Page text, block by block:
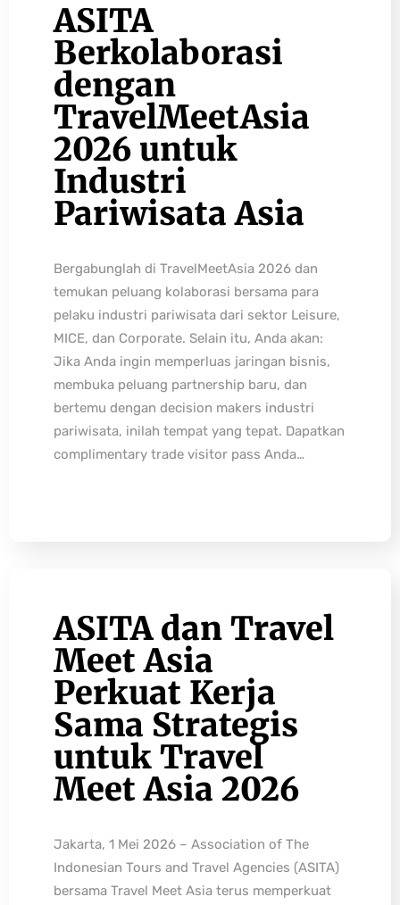
ASITA
Berkolaborasi
dengan
TravelMeetAsia
2026 untuk
Industri
Pariwisata Asia
Bergabunglah di TravelMeetAsia 2026 dan
temukan peluang kolaborasi bersama para
pelaku industri pariwisata dari sektor Leisure,
MICE, dan Corporate. Selain itu, Anda akan:
Jika Anda ingin memperluas jaringan bisnis,
membuka peluang partnership baru, dan
bertemu dengan decision makers industri
pariwisata, inilah tempat yang tepat. Dapatkan
complimentary trade visitor pass Anda…
ASITA dan Travel
Meet Asia
Perkuat Kerja
Sama Strategis
untuk Travel
Meet Asia 2026
Jakarta, 1 Mei 2026 – Association of The
Indonesian Tours and Travel Agencies (ASITA)
bersama Travel Meet Asia terus memperkuat